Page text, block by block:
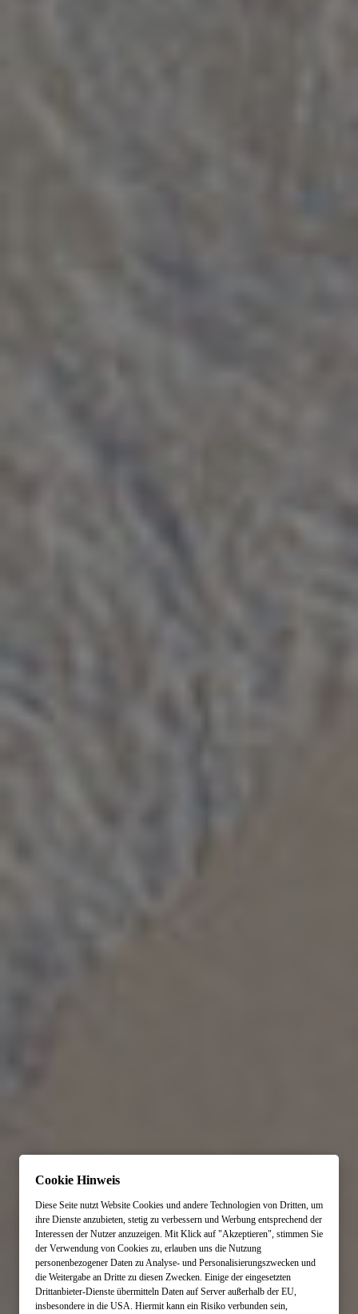
JEDER GESCHMACK IST
EINMALIG. DESWEGEN
DESIGNEN WIR KEINE REISE
ZWEIMALIG.
Cookie Hinweis
Diese Seite nutzt Website Cookies und andere Technologien von Dritten, um
ihre Dienste anzubieten, stetig zu verbessern und Werbung entsprechend der
Interessen der Nutzer anzuzeigen. Mit Klick auf "Akzeptieren", stimmen Sie
der Verwendung von Cookies zu, erlauben uns die Nutzung
personenbezogener Daten zu Analyse- und Personalisierungszwecken und
die Weitergabe an Dritte zu diesen Zwecken. Einige der eingesetzten
Drittanbieter-Dienste übermitteln Daten auf Server außerhalb der EU,
insbesondere in die USA. Hiermit kann ein Risiko verbunden sein,